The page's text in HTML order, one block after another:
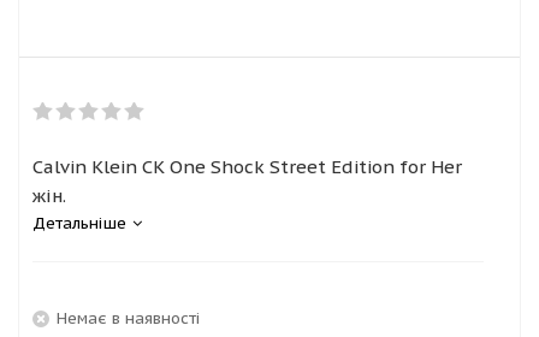
Calvin Klein CK One Shock Street Edition for Her
жін.
Детальніше
Немає в наявності